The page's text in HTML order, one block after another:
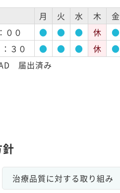
月 火 水 木 金
００
● ● ● 休 ●
３０
● ● ● 休 ●
届出済み
治療品質に対する取り組み